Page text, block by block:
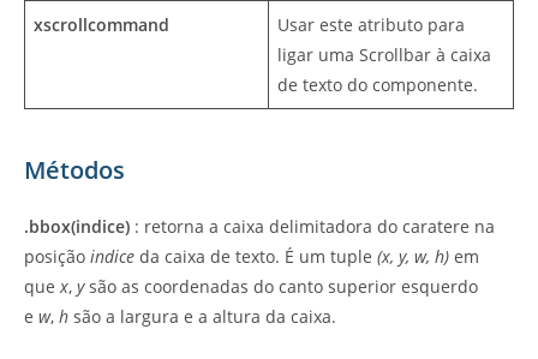
xscrollcommand
Usar este atributo para
ligar uma Scrollbar à caixa
de texto do componente.
Métodos
.bbox(indice) : retorna a caixa delimitadora do caratere na
posição indice da caixa de texto. É um tuple (x, y, w, h) em
que x, ysão as coordenadas do canto superior esquerdo
e w, h são a largura e a altura da caixa.